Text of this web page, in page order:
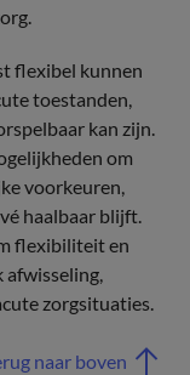
flexibel kunnen
toestanden,
kan zijn.
om
voorkeuren,
haalbaar blijft.
flexibiliteit en
afwisseling,
zorgsituaties.
naar boven